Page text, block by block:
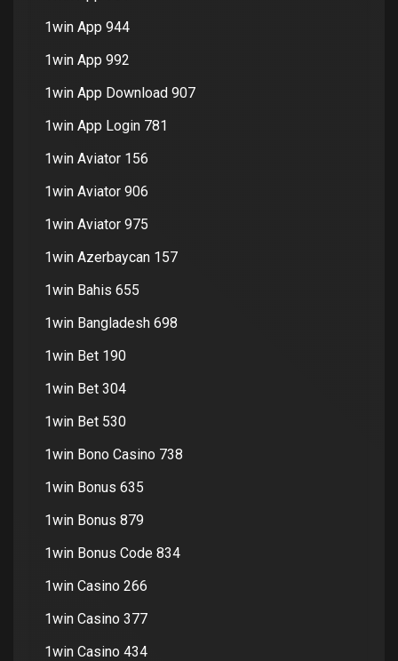
1win App 944
1win App 992
1win App Download 907
1win App Login 781
1win Aviator 156
1win Aviator 906
1win Aviator 975
1win Azerbaycan 157
1win Bahis 655
1win Bangladesh 698
1win Bet 190
1win Bet 304
1win Bet 530
1win Bono Casino 738
1win Bonus 635
1win Bonus 879
1win Bonus Code 834
1win Casino 266
1win Casino 377
1win Casino 434